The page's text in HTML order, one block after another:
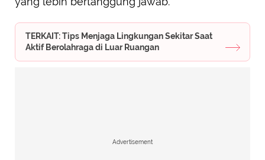
TERKAIT: Tips Menjaga Lingkungan Sekitar Saat
Aktif Berolahraga di Luar Ruangan
Advertisement